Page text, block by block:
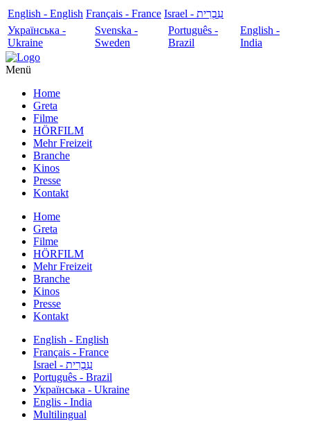
English - English Français - France
עִבְרִית - Israel
Українська -
Ukraine
Svenska -
Sweden
Português -
Brazil
English -
India
Menü
Home
Greta
Filme
HÖRFILM
Mehr Freizeit
Branche
Kinos
Presse
Kontakt
Home
Greta
Filme
HÖRFILM
Mehr Freizeit
Branche
Kinos
Presse
Kontakt
English - English
Français - France
עִבְרִית - Israel
Português - Brazil
Українська - Ukraine
Englis - India
Multilingual